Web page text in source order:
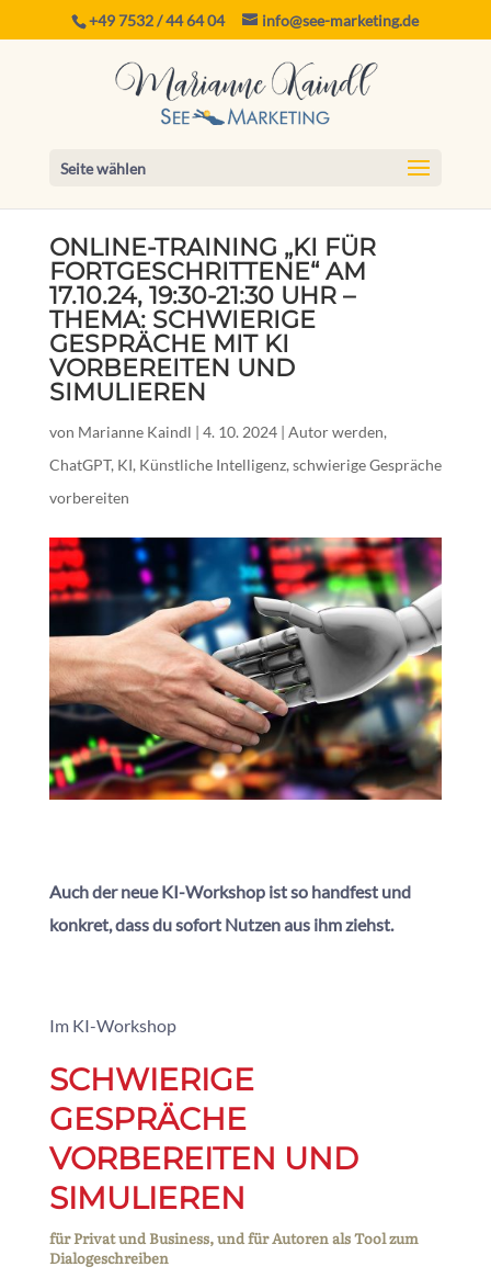
+49 7532 / 44 64 04 info@see-marketing.de
Seite wählen
ONLINE-TRAINING „KI FÜR
FORTGESCHRITTENE“ AM
17.10.24, 19:30-21:30 UHR –
THEMA: SCHWIERIGE
GESPRÄCHE MIT KI
VORBEREITEN UND
SIMULIEREN
von Marianne Kaindl | 4. 10. 2024| Autor werden,
ChatGPT, KI, Künstliche Intelligenz, schwierige Gespräche
vorbereiten
Auch der neue KI-Workshop ist so handfest und
konkret, dass du sofort Nutzen aus ihm ziehst.
Im KI-Workshop
SCHWIERIGE
GESPRÄCHE
VORBEREITEN UND
SIMULIEREN
für Privat und Business, und für Autoren als Tool zum
Dialogeschreiben